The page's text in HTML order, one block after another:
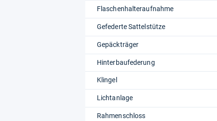
Flaschenhalteraufnahme
Gefederte Sattelstütze
Gepäckträger
Hinterbaufederung
Klingel
Lichtanlage
Rahmenschloss